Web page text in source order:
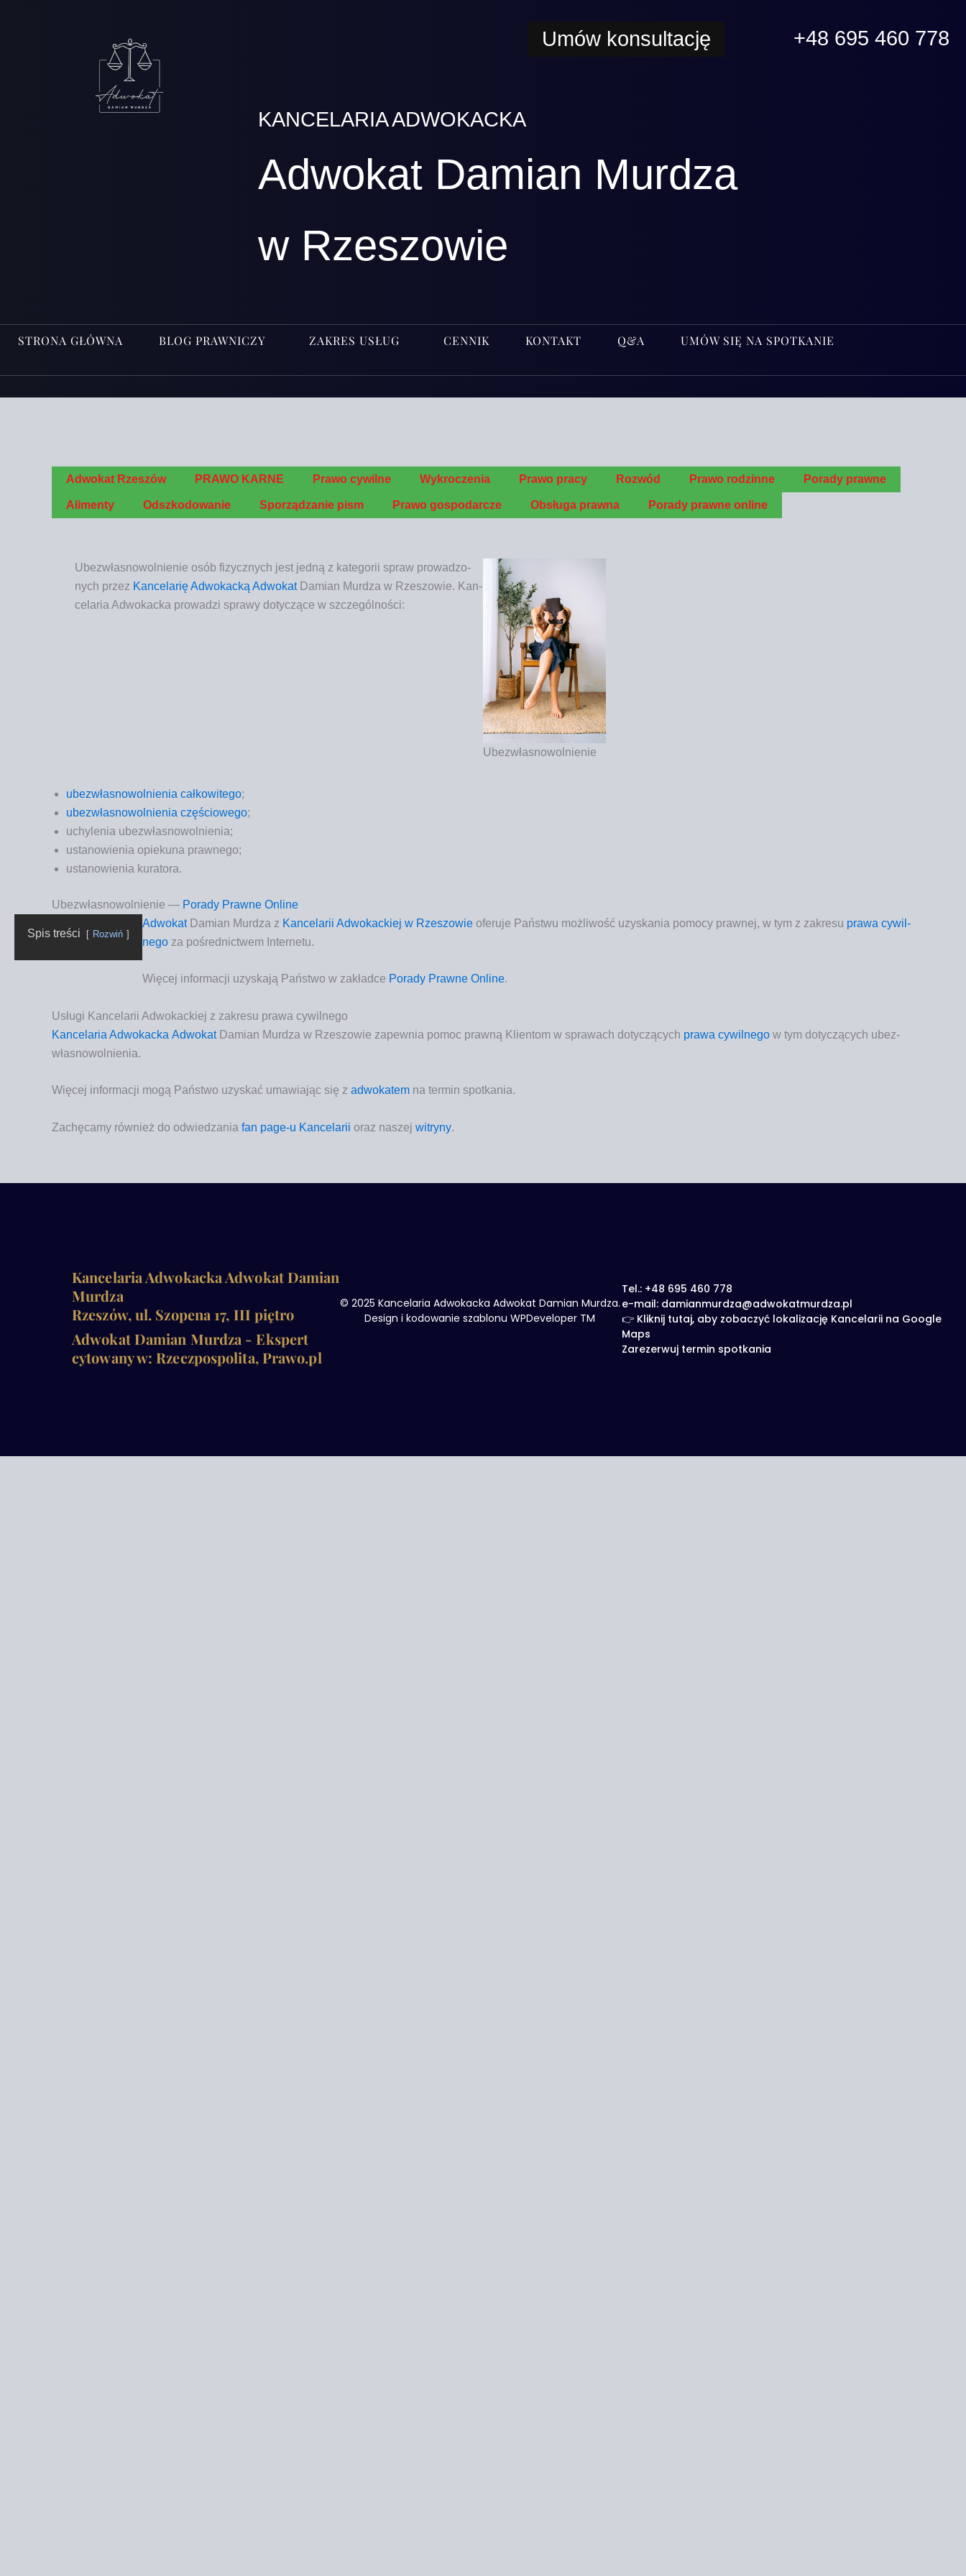
Umów konsultację +48 695 460 778
KANCELARIA ADWOKACKA
Adwokat Damian Murdza
w Rzeszowie
STRONA GŁÓWNA BLOG PRAWNICZY ZAKRES USŁUG CENNIK KONTAKT Q&A UMÓW SIĘ NA SPOTKANIE
Adwo­kat Rzeszów PRAWO KARNE Pra­wo cywilne Wykro­cze­nia Pra­wo pracy Roz­wód Pra­wo rodzinne Pora­dy prawne
Ali­men­ty Odszko­do­wa­nie Spo­rzą­dza­nie pism Pra­wo gospodarcze Obsłu­ga prawna Pora­dy praw­ne online
Ubez­wła­sno­wol­nie­nie osób fizycz­nych jest jed­ną z kate­go­rii spraw pro­wa­dzo­
nych przez Kan­ce­la­rię Adwo­kac­ką Adwo­katDamian Mur­dza w Rze­szo­wie. Kan­
ce­la­ria Adwo­kac­ka pro­wa­dzi spra­wy doty­czą­ce w szczególności:
Ubez­wła­sno­wol­nie­nie
ubez­wła­sno­wol­nie­nia cał­ko­wi­te­go;
ubez­wła­sno­wol­nie­nia czę­ścio­we­go;
uchy­le­nia ubezwłasnowolnienia;
usta­no­wie­nia opie­ku­na prawnego;
usta­no­wie­nia kuratora.
Ubezwłasnowolnienie — Porady Prawne Online
Spis tre­ści Roz­wiń
Adwo­kat Damian Mur­dza z Kan­ce­la­rii Adwo­kac­kiej w Rze­szo­wie ofe­ru­je Pań­stwu moż­li­wość uzy­ska­nia pomo­cy praw­nej, w tym z zakre­su pra­wa cywil­
ne­go za pośred­nic­twem Internetu.
Wię­cej infor­ma­cji uzy­ska­ją Pań­stwo w zakład­ce Pora­dy Praw­ne Onli­ne.
Usługi Kancelarii Adwokackiej z zakresu prawa cywilnego
Kan­ce­la­ria Adwo­kac­ka Adwo­katDamian Mur­dza w Rze­szo­wie zapew­nia pomoc praw­ną Klien­tom w spra­wach doty­czą­cych pra­wa cywil­ne­go w tym doty­czą­cych ubez­
wła­sno­wol­nie­nia.
Wię­cej infor­ma­cji mogą Pań­stwo uzy­skać uma­wia­jąc się z adwo­ka­tem na ter­min spotkania.
Zachę­ca­my rów­nież do odwie­dza­nia fan page‑u Kan­ce­la­rii oraz naszej witry­ny.
Kancelaria Adwokacka Adwokat Damian
Murdza
Rzeszów, ul. Szopena 17, III piętro
Adwokat Damian Murdza - Ekspert
cytowany w: Rzeczpospolita, Prawo.pl
© 2025 Kancelaria Adwokacka Adwokat Damian Murdza.
Design i kodowanie szablonu WPDeveloper TM
Tel.: +48 695 460 778
e-mail: damianmurdza@adwokatmurdza.pl
👉 Kliknij tutaj, aby zobaczyć lokalizację Kancelarii na Google
Maps
Zarezerwuj termin spotkania